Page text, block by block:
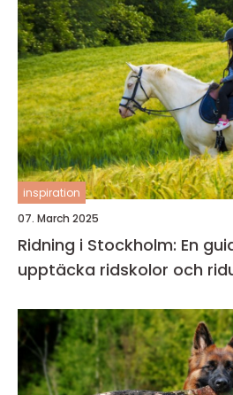
inspiration
07. March 2025
Ridning i Stockholm: En
upptäcka ridskolor och